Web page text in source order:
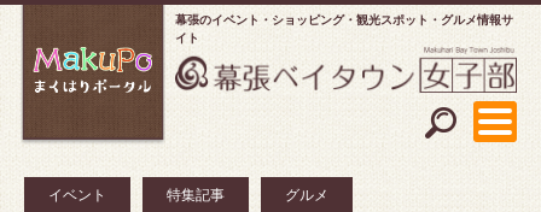
幕張のイベント・ショッピング
観光スポット・グルメ情報サ
イト
イベント 特集記事 グルメ